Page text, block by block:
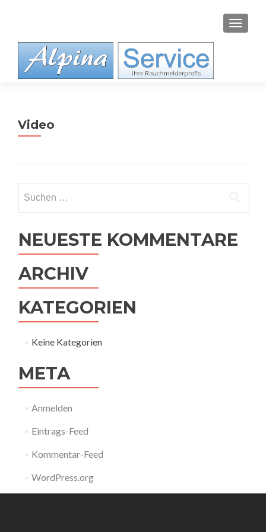
Video
nach:
NEUESTE KOMMENTARE
ARCHIV
KATEGORIEN
Keine Kategorien
META
Anmelden
Eintrags-Feed
Kommentar-Feed
WordPress.org